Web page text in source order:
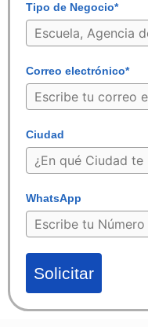
Tipo de Negocio*
Correo electrónico*
Ciudad
WhatsApp
Solicitar